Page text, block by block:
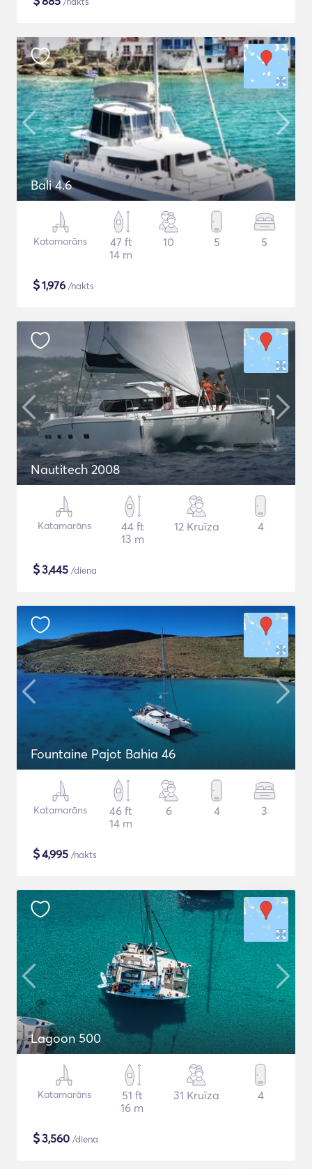
Bali 4.6
Katamarāns
47 ft
14 m
10 5 5
$1,976 /nakts
Nautitech 2008
Katamarāns
44 ft
13 m
12 Kruīza 4
$3,445 /diena
Fountaine Pajot Bahia 46
Katamarāns
46 ft
14 m
6 4 3
$4,995 /nakts
Lagoon 500
Katamarāns
51 ft
16 m
31 Kruīza 4
$3,560 /diena